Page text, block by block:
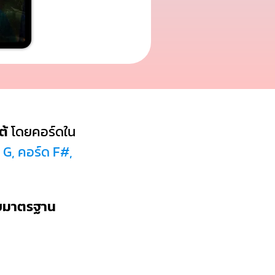
โดยคอร์ดใน
คอร์ด F#,
าตรฐาน